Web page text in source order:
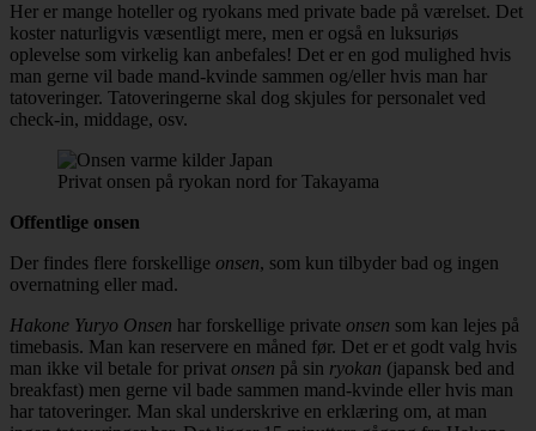
Her er mange hoteller og ryokans med private bade på værelset. Det
koster naturligvis væsentligt mere, men er også en luksuriøs
oplevelse som virkelig kan anbefales! Det er en god mulighed hvis
man gerne vil bade mand-kvinde sammen og/eller hvis man har
tatoveringer. Tatoveringerne skal dog skjules for personalet ved
check-in, middage, osv.
Privat onsen på ryokan nord for Takayama
Offentlige onsen
Der findes flere forskellige onsen, som kun tilbyder bad og ingen
overnatning eller mad.
Hakone Yuryo Onsen har forskellige private onsen som kan lejes på
timebasis. Man kan reservere en måned før. Det er et godt valg hvis
man ikke vil betale for privat onsen på sin ryokan (japansk bed and
breakfast) men gerne vil bade sammen mand-kvinde eller hvis man
har tatoveringer. Man skal underskrive en erklæring om, at man